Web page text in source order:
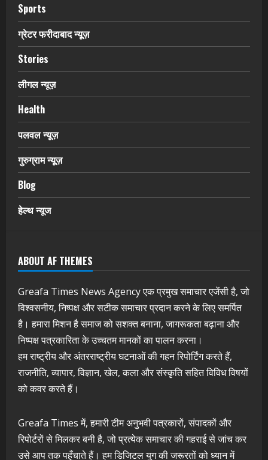
Sports
ग्रेटर फरीदाबाद न्यूज़
Stories
लीगल न्यूज़
Health
पलवल न्यूज़
गुरुग्राम न्यूज़
Blog
हेल्थ न्यूज
ABOUT AF THEMES
Greafa Times News Agency एक प्रमुख समाचार एजेंसी है, जो
विश्वसनीय, निष्पक्ष और सटीक समाचार प्रदान करने के लिए समर्पित
है। हमारा मिशन है समाज को सशक्त बनाना, जागरूकता बढ़ाना और
निष्पक्ष पत्रकारिता के उच्चतम मानकों का पालन करना।
हम राष्ट्रीय और अंतरराष्ट्रीय घटनाओं की गहन रिपोर्टिंग करते हैं,
राजनीति, व्यापार, विज्ञान, खेल, कला और संस्कृति सहित विविध विषयों
को कवर करते हैं।
Greafa Times में, हमारी टीम अनुभवी पत्रकारों, संपादकों और
रिपोर्टरों से मिलकर बनी है, जो प्रत्येक समाचार की गहराई से जांच कर
उसे आप तक पहुँचाते हैं। हम डिजिटल युग की जरूरतों को ध्यान में